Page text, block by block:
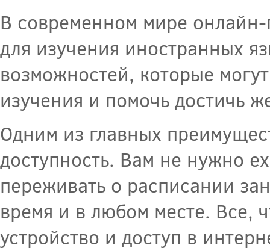
В современном мире
для изучения иностранных
возможностей, которые
изучения и помочь достичь
Одним из главных
доступность. Вам не нужно
переживать о расписании
время и в любом месте. Все,
устройство и доступ в